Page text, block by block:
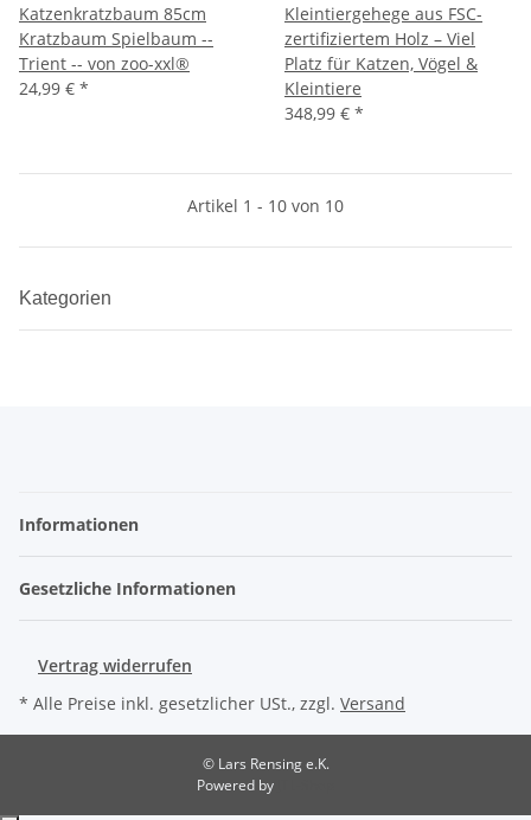
Katzenkratzbaum 85cm
Kratzbaum Spielbaum --
Trient -- von zoo-xxl®
24,99 € *
Kleintiergehege aus FSC-
zertifiziertem Holz – Viel
Platz für Katzen, Vögel &
Kleintiere
348,99 € *
Artikel 1 - 10 von 10
Kategorien
Informationen
Gesetzliche Informationen
Vertrag widerrufen
* Alle Preise inkl. gesetzlicher USt., zzgl. Versand
© Lars Rensing e.K.
Powered by